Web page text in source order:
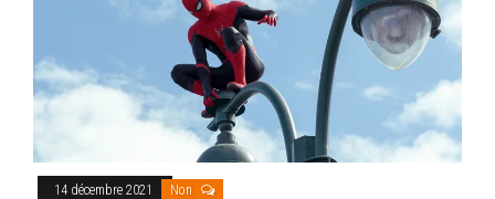
14 décembre 2021 Non